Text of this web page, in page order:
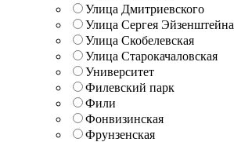
Улица Дмитриевского
Улица Сергея Эйзенштейна
Улица Скобелевская
Улица Старокачаловская
Университет
Филевский парк
Фили
Фонвизинская
Фрунзенская